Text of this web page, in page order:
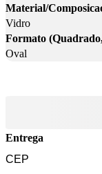
Material/
Vidro
Formato
Oval
Entrega